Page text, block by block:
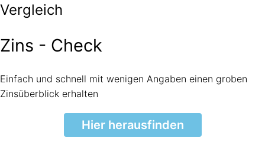
Vergleich
Zins - Check
Einfach und schnell mit wenigen Angaben einen groben
Zinsüberblick erhalten
Hier herausfinden